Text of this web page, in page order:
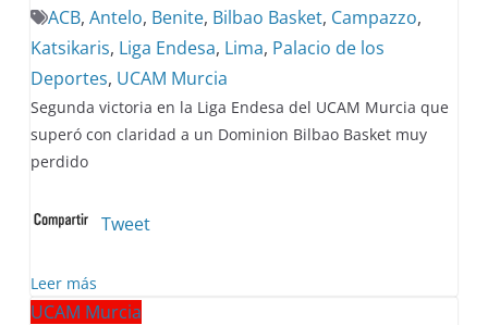
ACB,Antelo, Benite, Bilbao Basket, Campazzo,
Katsikaris, Liga Endesa, Lima, Palacio de los
Deportes, UCAM Murcia
Segunda victoria en la Liga Endesa del UCAM Murcia que
superó con claridad a un Dominion Bilbao Basket muy
perdido
Tweet
Leer más
UCAM Murcia